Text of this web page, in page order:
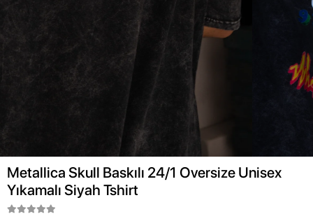
Metallica Skull Baskılı 24/1 Oversize Unisex
Yıkamalı Siyah Tshirt